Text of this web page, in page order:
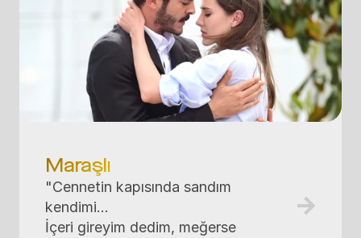
Maraşlı
"Cennetin kapısında sandım
kendimi...
İçeri gireyim dedim, meğerse